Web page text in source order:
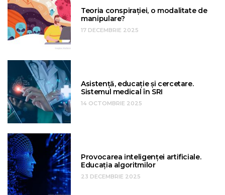
Teoria conspirației, o modalitate de
manipulare?
17 DECEMBRIE 2025
Asistență, educație și cercetare.
Sistemul medical în SRI
14 OCTOMBRIE 2025
Provocarea inteligenței artificiale.
Educația algoritmilor
23 DECEMBRIE 2025